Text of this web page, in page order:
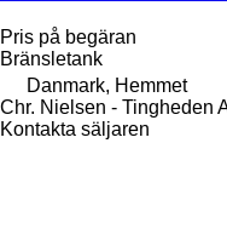
Pris på begäran
Bränsletank
Danmark, Hemmet
Chr. Nielsen - Tingheden
Kontakta säljaren